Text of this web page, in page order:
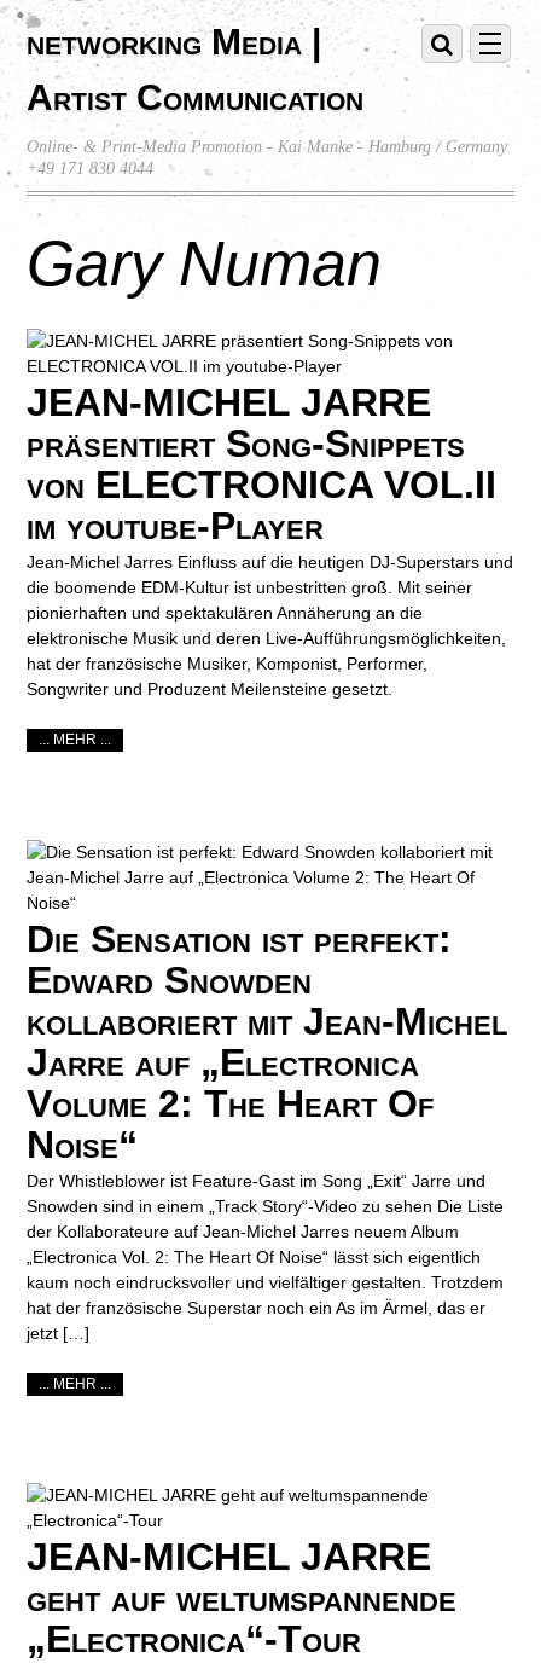
networking Media |
Artist Communication
Online- & Print-Media Promotion - Kai Manke - Hamburg / Germany
+49 171 830 4044
Gary Numan
JEAN-MICHEL JARRE
präsentiert Song-Snippets
von ELECTRONICA VOL.II
im youtube-Player
Jean-Michel Jarres Einfluss auf die heutigen DJ-Superstars und
die boomende EDM-Kultur ist unbestritten groß. Mit seiner
pionierhaften und spektakulären Annäherung an die
elektronische Musik und deren Live-Aufführungsmöglichkeiten,
hat der französische Musiker, Komponist, Performer,
Songwriter und Produzent Meilensteine gesetzt.
... MEHR ...
Die Sensation ist perfekt:
Edward Snowden
kollaboriert mit Jean-Michel
Jarre auf „Electronica
Volume 2: The Heart Of
Noise“
Der Whistleblower ist Feature-Gast im Song „Exit“ Jarre und
Snowden sind in einem „Track Story“-Video zu sehen Die Liste
der Kollaborateure auf Jean-Michel Jarres neuem Album
„Electronica Vol. 2: The Heart Of Noise“ lässt sich eigentlich
kaum noch eindrucksvoller und vielfältiger gestalten. Trotzdem
hat der französische Superstar noch ein As im Ärmel, das er
jetzt […]
... MEHR ...
JEAN-MICHEL JARRE
geht auf weltumspannende
„Electronica“-Tour